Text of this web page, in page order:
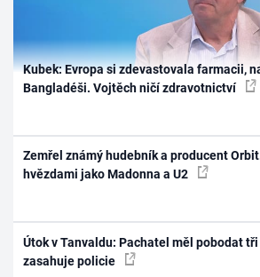
Kubek: Evropa si zdevastovala farmacii,
Bangladéši. Vojtěch ničí zdravotnictví
Zemřel známý hudebník a producent
hvězdami jako Madonna a U2
Útok v Tanvaldu: Pachatel měl pobodat
zasahuje policie